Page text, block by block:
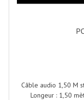
Câble audio 1,50 M
Longeur : 1,50